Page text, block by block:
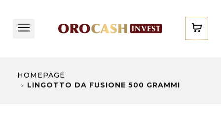
HOMEPAGE
LINGOTTO DA FUSIONE 500 GRAMMI